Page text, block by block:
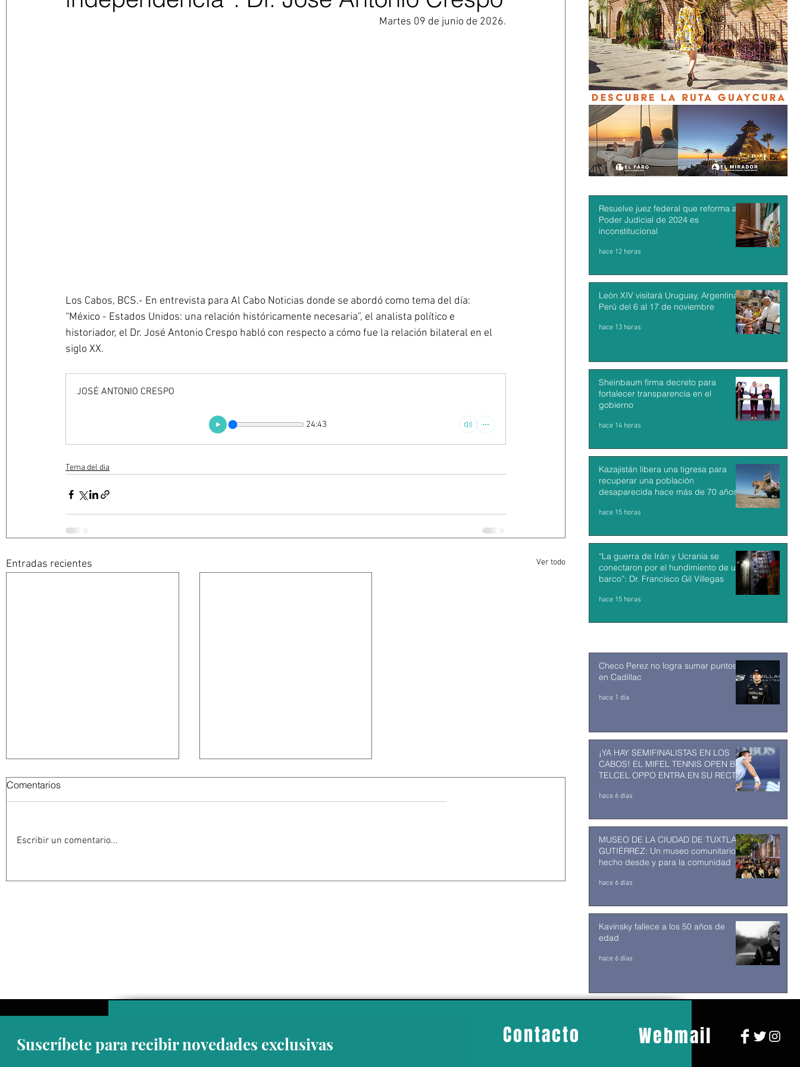
Martes 09 de junio de 2026.
Los Cabos, BCS.- En entrevista para Al Cabo Noticias donde se abordó como tema del día:
“México - Estados Unidos: una relación históricamente necesaria”, el analista político e
historiador, el Dr. José Antonio Crespo habló con respecto a cómo fue la relación bilateral en el
siglo XX.
JOSÉ ANTONIO CRESPO
24:43
Tema del dia
Entradas recientes Ver todo
Comentarios
Escribir un comentario...
Resuelve juez federal que reforma al
Poder Judicial de 2024 es
inconstitucional
hace 12 horas
León XIV visitará Uruguay, Argentina y
Perú del 6 al 17 de noviembre
hace 13 horas
Sheinbaum firma decreto para
fortalecer transparencia en el
gobierno
hace 14 horas
Kazajistán libera una tigresa para
recuperar una población
desaparecida hace más de 70 años
hace 15 horas
“La guerra de Irán y Ucrania se
conectaron por el hundimiento de un
barco”: Dr. Francisco Gil Villegas
hace 15 horas
Checo Perez no logra sumar puntos
en Cadillac
hace 1 día
¡YA HAY SEMIFINALISTAS EN LOS
CABOS! EL MIFEL TENNIS OPEN BY
TELCEL OPPO ENTRA EN SU RECTA
hace 6 días
MUSEO DE LA CIUDAD DE TUXTLA
GUTIÉRREZ: Un museo comunitario
hecho desde y para la comunidad
hace 6 días
Kavinsky fallece a los 50 años de
edad
hace 6 días
Suscríbete para recibir novedades exclusivas Contacto Webmail